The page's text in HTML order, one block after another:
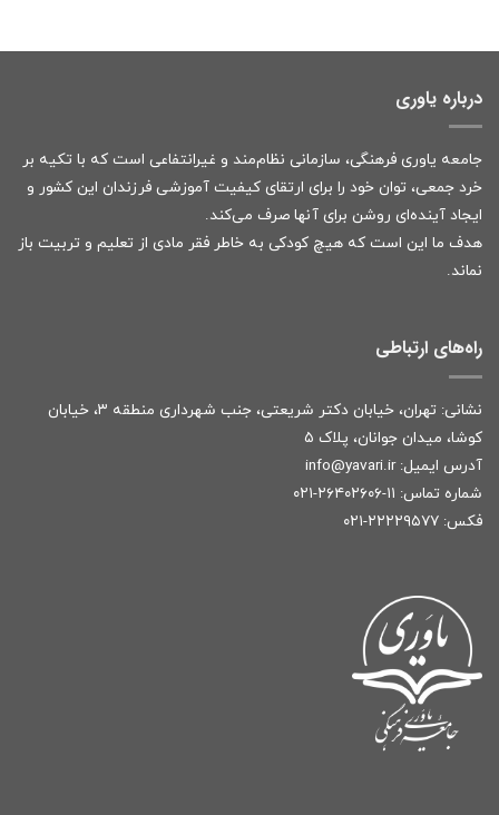
درباره یاوری
جامعه یاوری فرهنگی، سازمانی نظام‌مند و غیرانتفاعی است که با تکیه بر
خرد جمعی، توان خود را برای ارتقای کیفیت آموزشی فرزندان این کشور و
ایجاد آینده‌ای روشن برای آنها صرف می‌کند.
هدف ما این است که هیچ کودکی به خاطر فقر مادی از تعلیم و تربیت باز
نماند.
راه‌های ارتباطی
نشانی: تهران، خیابان دکتر شریعتی، جنب شهرداری منطقه ۳، خیابان
کوشا، میدان جوانان، پلاک ۵
آدرس ایمیل: info@yavari.ir
شماره تماس: ۱۱-۲۶۴۰۲۶۰۶-۰۲۱
فکس: ۲۲۲۲۹۵۷۷-۰۲۱